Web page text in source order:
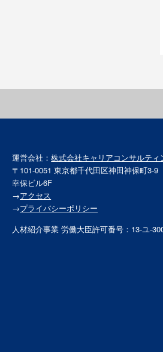
運営会社：株式会社キャリアコンサルティ
〒101-0051 東京都千代田区神田神保町3-9
幸保ビル6F
→アクセス
→プライバシーポリシー
人材紹介事業 労働大臣許可番号：13-ユ-